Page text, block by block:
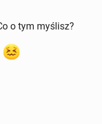
o tym myślisz?